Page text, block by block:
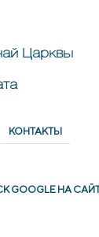
Царквы
КОНТАКТЫ
GOОGLE НА